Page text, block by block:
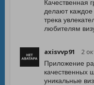
Качественная
делают каждое
трека
любителям
axisvvp91 2
Приложение
качественных
уникальные